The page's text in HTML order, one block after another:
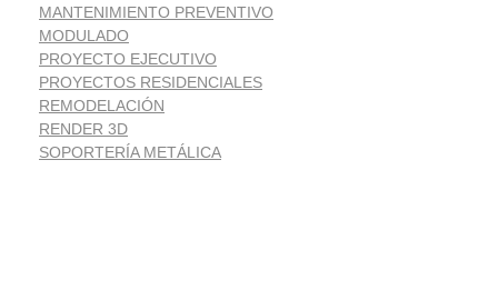
MANTENIMIENTO PREVENTIVO
MODULADO
PROYECTO EJECUTIVO
PROYECTOS RESIDENCIALES
REMODELACIÓN
RENDER 3D
SOPORTERÍA METÁLICA